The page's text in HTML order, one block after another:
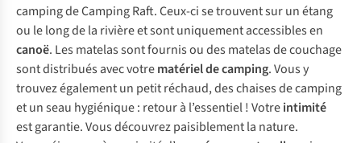
camping de Camping Raft. Ceux-ci se trouvent sur un étang
ou le long de la rivière et sont uniquement accessibles en
canoë. Les matelas sont fournis ou des matelas de couchage
sont distribués avec votrematériel de camping. Vous y
trouvez également un petit réchaud, des chaises de camping
et un seau hygiénique : retour à l’essentiel ! Votreintimité
est garantie. Vous découvrez paisiblement la nature.